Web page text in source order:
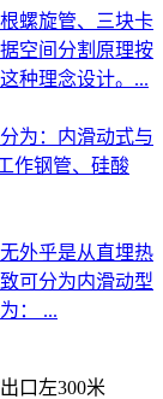
螺旋管、三块卡
空间分割原理按
种理念设计。...
为：内滑动式与
作钢管、硅酸
外乎是从直埋热
可分为内滑动型
： ...
口左300米